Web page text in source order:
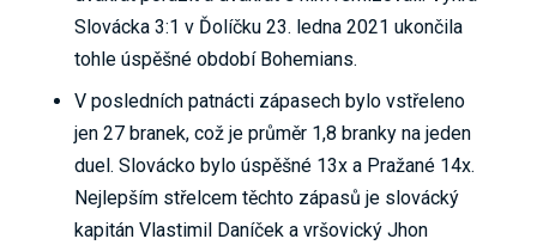
Slovácka 3:1 v Ďolíčku 23. ledna 2021 ukončila
tohle úspěšné období Bohemians.
V posledních patnácti zápasech bylo vstřeleno
jen 27 branek, což je průměr 1,8 branky na jeden
duel. Slovácko bylo úspěšné 13x a Pražané 14x.
Nejlepším střelcem těchto zápasů je slovácký
kapitán Vlastimil Daníček a vršovický Jhon